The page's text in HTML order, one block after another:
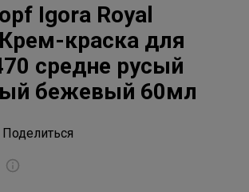
Igora Royal
краска для
средне русый
бежевый 60мл
Поделиться